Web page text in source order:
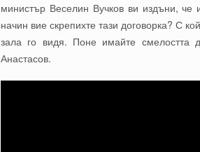
министър Веселин Вучков ви издъни, че
начин вие скрепихте тази договорка? С
зала го видя. Поне имайте смелостта
Анастасов.